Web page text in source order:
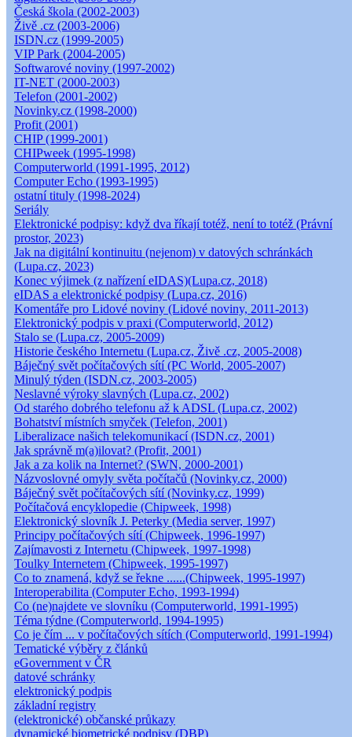
Česká škola (2002-2003)
Živě .cz (2003-2006)
ISDN.cz (1999-2005)
VIP Park (2004-2005)
Softwarové noviny (1997-2002)
IT-NET (2000-2003)
Telefon (2001-2002)
Novinky.cz (1998-2000)
Profit (2001)
CHIP (1999-2001)
CHIPweek (1995-1998)
Computerworld (1991-1995, 2012)
Computer Echo (1993-1995)
ostatní tituly (1998-2024)
Seriály
Elektronické podpisy: když dva říkají totéž, není to totéž (Právní
prostor, 2023)
Jak na digitální kontinuitu (nejenom) v datových schránkách
(Lupa.cz, 2023)
Konec výjimek (z nařízení eIDAS)(Lupa.cz, 2018)
eIDAS a elektronické podpisy (Lupa.cz, 2016)
Komentáře pro Lidové noviny (Lidové noviny, 2011-2013)
Elektronický podpis v praxi (Computerworld, 2012)
Stalo se (Lupa.cz, 2005-2009)
Historie českého Internetu (Lupa.cz, Živě .cz, 2005-2008)
Báječný svět počítačových sítí (PC World, 2005-2007)
Minulý týden (ISDN.cz, 2003-2005)
Neslavné výroky slavných (Lupa.cz, 2002)
Od starého dobrého telefonu až k ADSL (Lupa.cz, 2002)
Bohatství místních smyček (Telefon, 2001)
Liberalizace našich telekomunikací (ISDN.cz, 2001)
Jak správně m(a)ilovat? (Profit, 2001)
Jak a za kolik na Internet? (SWN, 2000-2001)
Názvoslovné omyly světa počítačů (Novinky.cz, 2000)
Báječný svět počítačových sítí (Novinky.cz, 1999)
Počítačová encyklopedie (Chipweek, 1998)
Elektronický slovník J. Peterky (Media server, 1997)
Principy počítačových sítí (Chipweek, 1996-1997)
Zajímavosti z Internetu (Chipweek, 1997-1998)
Toulky Internetem (Chipweek, 1995-1997)
Co to znamená, když se řekne ......(Chipweek, 1995-1997)
Interoperabilita (Computer Echo, 1993-1994)
Co (ne)najdete ve slovníku (Computerworld, 1991-1995)
Téma týdne (Computerworld, 1994-1995)
Co je čím ... v počítačových sítích (Computerworld, 1991-1994)
Tematické výběry z článků
eGovernment v ČR
datové schránky
elektronický podpis
základní registry
(elektronické) občanské průkazy
dynamické biometrické podpisy (DBP)